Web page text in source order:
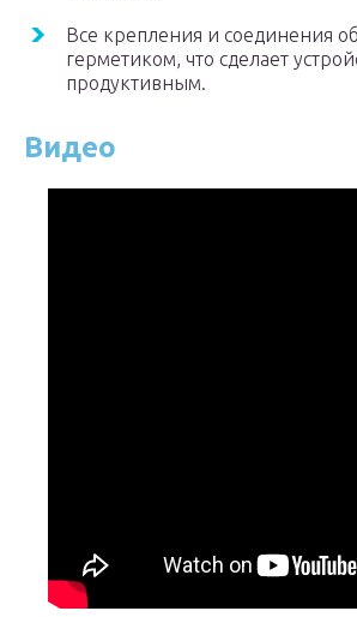
Все крепления и соединения
герметиком, что сделает
продуктивным.
Видео